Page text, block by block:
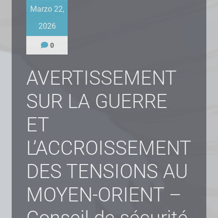
Marzo 22,
2026
0
AVERTISSEMENT
SUR LA GUERRE
ET
L’ACCROISSEMENT
DES TENSIONS AU
MOYEN-ORIENT –